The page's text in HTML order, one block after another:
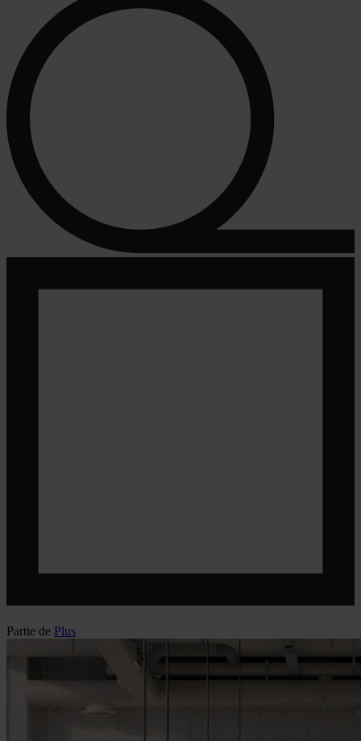
Partie de Plus